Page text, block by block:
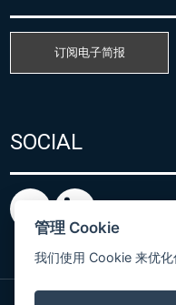
订阅电子简报
SOCIAL
管理 Cookie
我们使用 Cookie 来优化